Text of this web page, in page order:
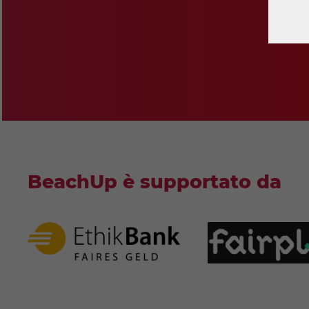
BeachUp è supportato da